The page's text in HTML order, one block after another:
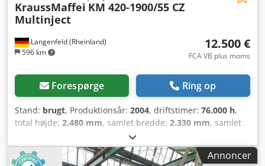
Langenfeld (Rheinland)
596 km
KraussMaffei KM 420-1900/55 CZ
Multinject
12.500 €
FCA VB plus moms
Forespørge Ring op
Stand: brugt, Produktionsår: 2004, driftstimer: 76.000 h,
total højde: 2.480 mm, samlet bredde: 2.330 mm, samlet
, skruediameter:
4.200 kN, slagvolumen:1.047 cm³, Lukketryk: 4200 kN
Søjleafstand b x h: 800 x 800 mm Pladestørrelse b x h: 1270
Annoncer